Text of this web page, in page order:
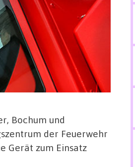
Bochum und
der Feuerwehr
Gerät zum Einsatz